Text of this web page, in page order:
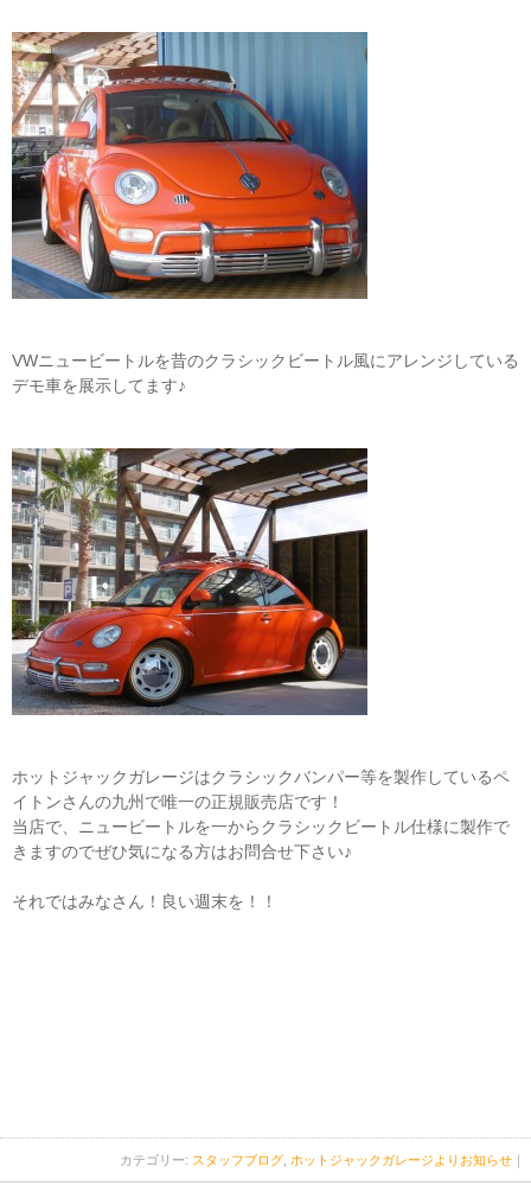
VWニュービートルを昔のクラシックビートル風にアレンジしている
デモ車を展示してます♪
ホットジャックガレージはクラシックバンパー等を製作しているペ
イトンさんの九州で唯一の正規販売店です！
当店で、ニュービートルを一からクラシックビートル仕様に製作で
きますのでぜひ気になる方はお問合せ下さい♪
それではみなさん！良い週末を！！
カテゴリー: スタッフブログ ホットジャックガレージよりお知らせ ｜